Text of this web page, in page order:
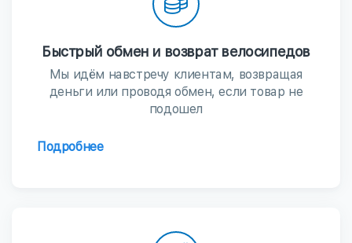
Быстрый обмен и возврат велосипедов
Мы идём навстречу клиентам, возвращая
деньги или проводя обмен, если товар не
подошел
Подробнее